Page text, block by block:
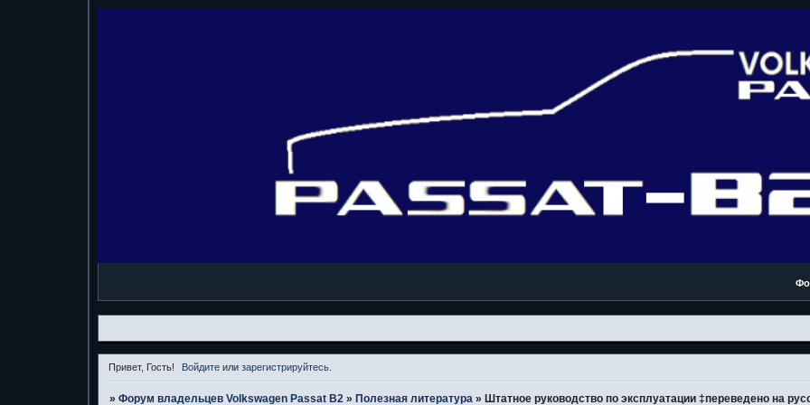
Привет, Гость! Войдите илизарегистрируйтесь.
» Форум владельцев Volkswagen Passat B2 » Полезная литература » Штатное руководство по эксплуатации ‡переведено на